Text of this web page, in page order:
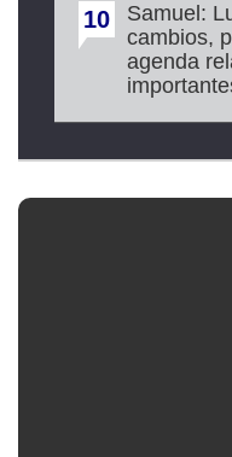
10
Samuel:
cambios,
agenda